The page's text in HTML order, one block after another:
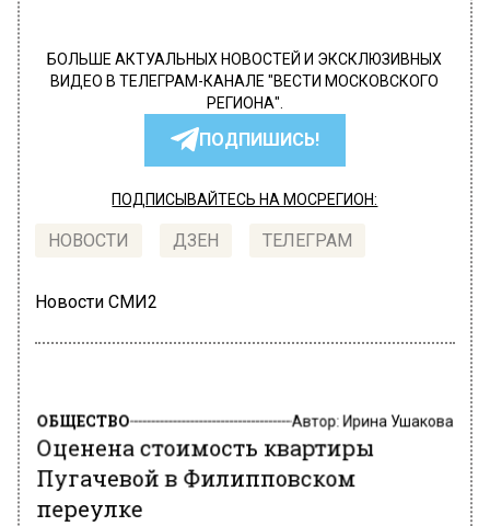
БОЛЬШЕ АКТУАЛЬНЫХ НОВОСТЕЙ И ЭКСКЛЮЗИВНЫХ
ВИДЕО В ТЕЛЕГРАМ-КАНАЛЕ "ВЕСТИ МОСКОВСКОГО
РЕГИОНА".
ПОДПИШИСЬ!
ПОДПИСЫВАЙТЕСЬ НА МОСРЕГИОН:
НОВОСТИ ДЗЕН ТЕЛЕГРАМ
Новости СМИ2
ОБЩЕСТВО Автор:Ирина Ушакова
Оценена стоимость квартиры
Пугачевой в Филипповском
переулке